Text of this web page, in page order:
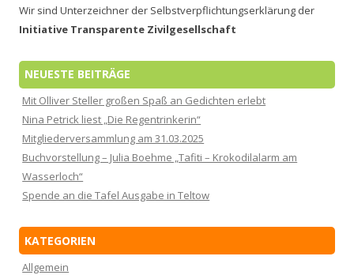
Wir sind Unterzeichner der Selbstverpflichtungserklärung der
Initiative Transparente Zivilgesellschaft
NEUESTE BEITRÄGE
Mit Olliver Steller großen Spaß an Gedichten erlebt
Nina Petrick liest „Die Regentrinkerin“
Mitgliederversammlung am 31.03.2025
Buchvorstellung – Julia Boehme „Tafiti – Krokodilalarm am
Wasserloch“
Spende an die Tafel Ausgabe in Teltow
KATEGORIEN
Allgemein